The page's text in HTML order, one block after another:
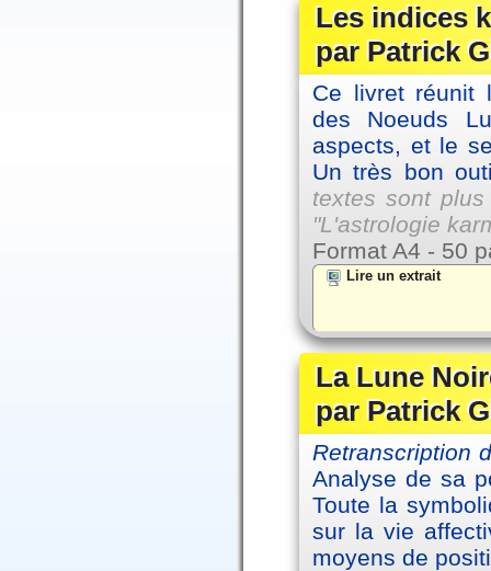
Les indices
par Patrick
Ce livret réunit
des Noeuds
aspects, et le
Un très bon
textes sont
"L'astrologie
Format A4 - 50
Lire un extrait
La Lune
par Patrick
Retranscription
Analyse de sa
Toute la
sur la vie
moyens de